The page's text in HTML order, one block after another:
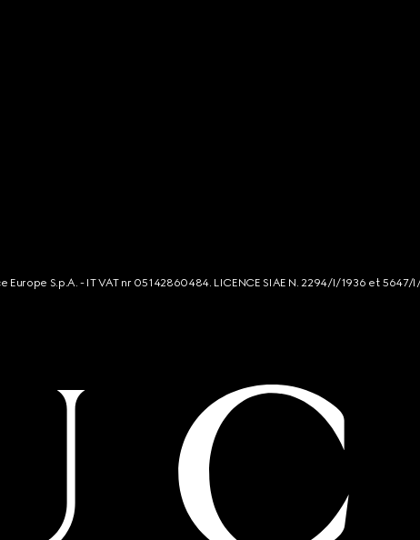
S.p.A. - IT VAT nr 05142860484. LICENCE SIAE N. 2294/I/1936 et 5647/